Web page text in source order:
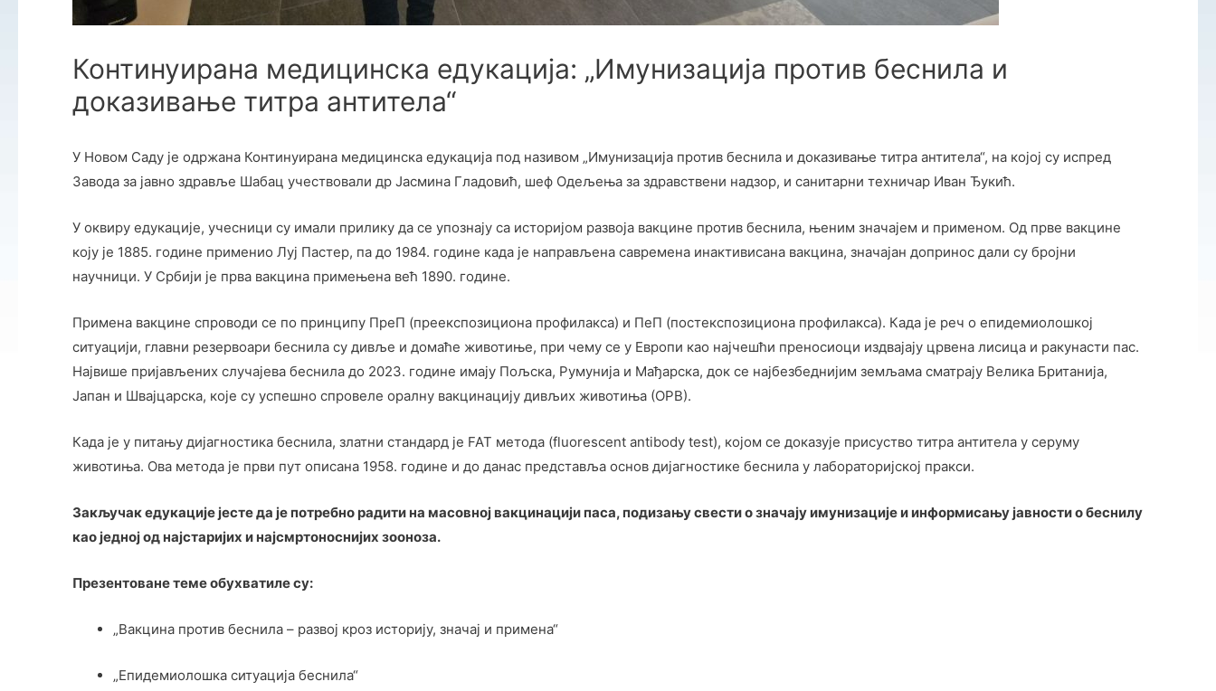
Континуирана медицинска едукација: „Имунизација против беснила и
доказивање титра антитела“
У Новом Саду је одржана Континуирана медицинска едукација под називом „Имунизација против беснила и доказивање титра антитела“, на којој су испред
Завода за јавно здравље Шабац учествовали др Јасмина Гладовић, шеф Одељења за здравствени надзор, и санитарни техничар Иван Ђукић.
У оквиру едукације, учесници су имали прилику да се упознају са историјом развоја вакцине против беснила, њеним значајем и применом. Од прве вакцине
коју је 1885. године применио Луј Пастер, па до 1984. године када је направљена савремена инактивисана вакцина, значајан допринос дали су бројни
научници. У Србији је прва вакцина примењена већ 1890. године.
Примена вакцине спроводи се по принципу ПреП (преекспозициона профилакса) и ПеП (постекспозициона профилакса). Када је реч о епидемиолошкој
ситуацији, главни резервоари беснила су дивље и домаће животиње, при чему се у Европи као најчешћи преносиоци издвајају црвена лисица и ракунасти пас.
Највише пријављених случајева беснила до 2023. године имају Пољска, Румунија и Мађарска, док се најбезбеднијим земљама сматрају Велика Британија,
Јапан и Швајцарска, које су успешно спровеле оралну вакцинацију дивљих животиња (ОРВ).
Када је у питању дијагностика беснила, златни стандард је FAT метода (fluorescent antibody test), којом се доказује присуство титра антитела у серуму
животиња. Ова метода је први пут описана 1958. године и до данас представља основ дијагностике беснила у лабораторијској пракси.
Закључак едукације јесте да је потребно радити на масовној вакцинацији паса, подизању свести о значају имунизације и информисању јавности о беснилу
као једној од најстаријих и најсмртоноснијих зооноза.
Презентоване теме обухватиле су:
„Вакцина против беснила – развој кроз историју, значај и примена“
„Епидемиолошка ситуација беснила“